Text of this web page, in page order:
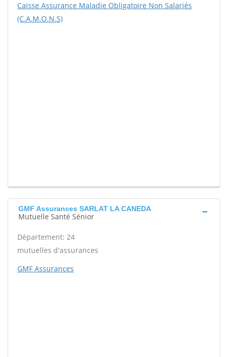
Caisse Assurance Maladie Obligatoire Non Salariés
(C.A.M.O.N.S)
GMF Assurances SARLAT LA CANEDA
Mutuelle Santé Sénior
Département: 24
mutuelles d'assurances
GMF Assurances